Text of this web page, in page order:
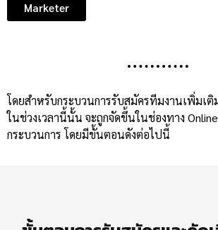
Marketer
โดยสำหรับกระบวนการรับสมัครทีมงานเพิ่มเติ
ในช่วงเวลานี้นั้น จะถูกจัดขึ้นในช่องทาง
กระบวนการ โดยมีขั้นตอนดังต่อไปนี้